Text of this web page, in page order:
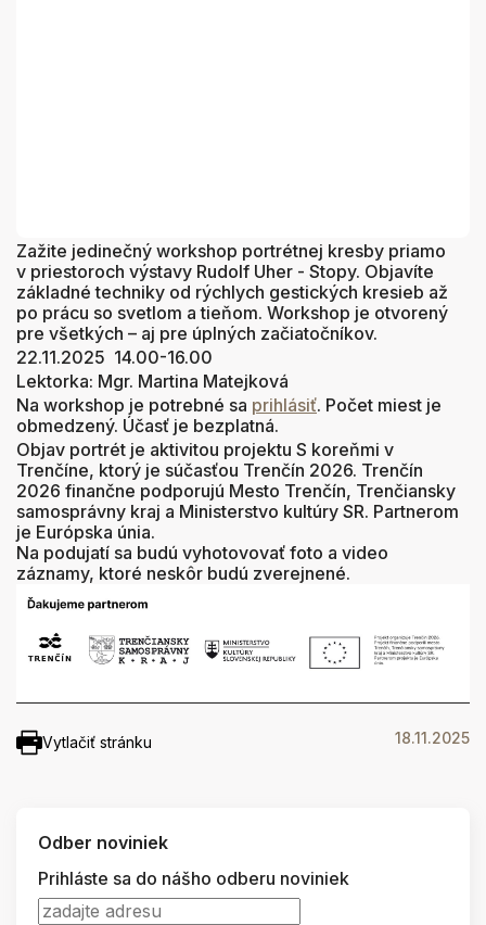
Zažite jedinečný workshop portrétnej kresby priamo
v priestoroch výstavy Rudolf Uher - Stopy. Objavíte
základné techniky od rýchlych gestických kresieb až
po prácu so svetlom a tieňom. Workshop je otvorený
pre všetkých – aj pre úplných začiatočníkov.
22.11.2025 14.00-16.00
Lektorka: Mgr. Martina Matejková
Na workshop je potrebné sa prihlásiť. Počet miest je
obmedzený. Účasť je bezplatná.
Objav portrét je aktivitou projektu S koreňmi v
Trenčíne, ktorý je súčasťou Trenčín 2026. Trenčín
2026 finančne podporujú Mesto Trenčín, Trenčiansky
samosprávny kraj a Ministerstvo kultúry SR. Partnerom
je Európska únia.
Na podujatí sa budú vyhotovovať foto a video
záznamy, ktoré neskôr budú zverejnené.
Vytlačiť stránku 18.11.2025
Odber noviniek
Prihláste sa do nášho odberu noviniek